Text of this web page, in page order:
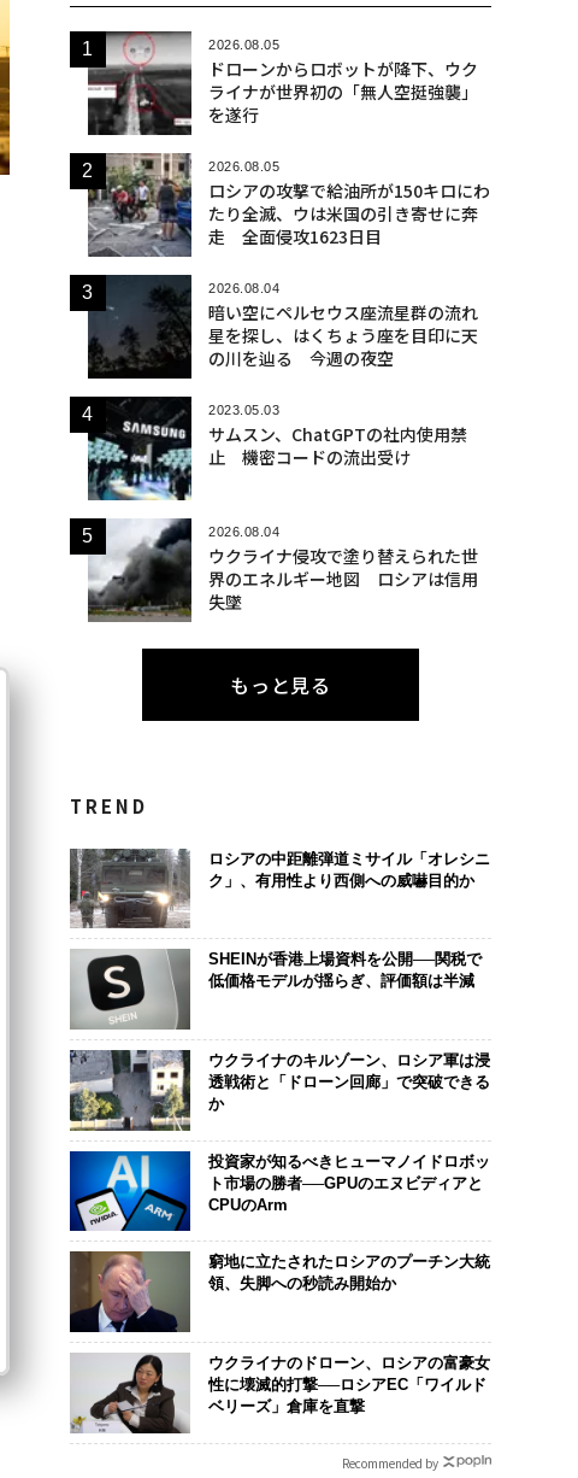
2026.08.05
ドローンからロボットが降下、ウク
ライナが世界初の「無人空挺強襲」
を遂行
2026.08.05
ロシアの攻撃で給油所が150キロにわ
たり全滅、ウは米国の引き寄せに奔
走 全面侵攻1623日目
2026.08.04
暗い空にペルセウス座流星群の流れ
星を探し、はくちょう座を目印に天
の川を辿る 今週の夜空
2023.05.03
サムスン、ChatGPTの社内使用禁
止 機密コードの流出受け
2026.08.04
ウクライナ侵攻で塗り替えられた世
界のエネルギー地図 ロシアは信用
失墜
もっと見る
TREND
ロシアの中距離弾道ミサイル「オレシニ
ク」、有用性より西側への威嚇目的か
SHEINが香港上場資料を公開──関税で
低価格モデルが揺らぎ、評価額は半減
ウクライナのキルゾーン、ロシア軍は浸
透戦術と「ドローン回廊」で突破できる
か
投資家が知るべきヒューマノイドロボッ
ト市場の勝者──GPUのエヌビディアと
CPUのArm
窮地に立たされたロシアのプーチン大統
領、失脚への秒読み開始か
ウクライナのドローン、ロシアの富豪女
性に壊滅的打撃──ロシアEC「ワイルド
ベリーズ」倉庫を直撃
Recommended by